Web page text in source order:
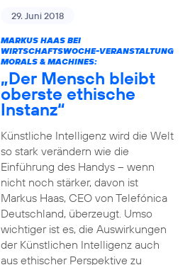
29. Juni 2018
MARKUS HAAS BEI
WIRTSCHAFTSWOCHE-VERANSTALTUNG
MORALS & MACHINES:
„Der Mensch bleibt
oberste ethische
Instanz“
Künstliche Intelligenz wird die Welt
so stark verändern wie die
Einführung des Handys – wenn
nicht noch stärker, davon ist
Markus Haas, CEO von Telefónica
Deutschland, überzeugt. Umso
wichtiger ist es, die Auswirkungen
der Künstlichen Intelligenz auch
aus ethischer Perspektive zu